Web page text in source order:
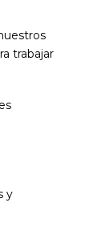
trabajar
y